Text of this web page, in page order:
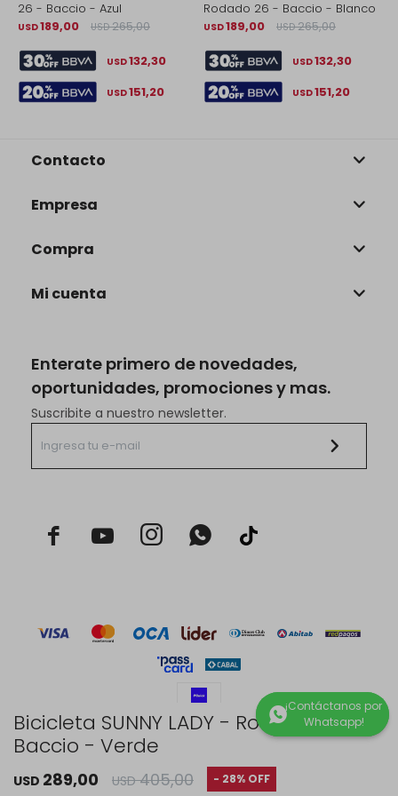
Bicicleta SUNNY LADY - Rodado 26 -
Baccio - Verde
USD 289,00 USD 405,00 28
26 - Baccio - Azul
USD189,00 USD 265,00
USD132,30
USD151,20
Rodado 26 - Baccio - Blanco
USD189,00 USD 265,00
USD132,30
USD151,20
Enterate primero de novedades,
oportunidades, promociones y mas.
Suscribite a nuestro newsletter.
  
Contacto
Empresa
Compra
Mi cuenta
© Copyright 2026 / Rustico Hogar